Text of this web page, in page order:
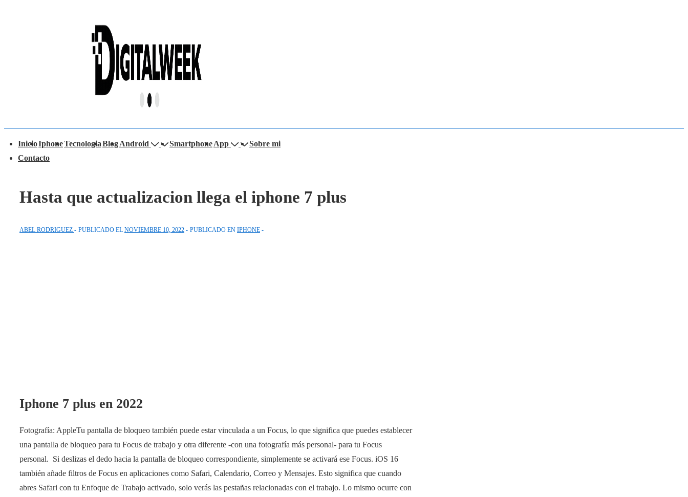
InicioIphoneTecnologiaBlogAndroid SmartphoneApp
Sobre mi
Contacto
Hasta que actualizacion llega el iphone 7 plus
ABEL RODRIGUEZ PUBLICADO EL NOVIEMBRE 10, 2022 PUBLICADO EN IPHONE
Iphone 7 plus en 2022
Fotografía: AppleTu pantalla de bloqueo también puede estar vinculada a un Focus, lo que significa que puedes establecer
una pantalla de bloqueo para tu Focus de trabajo y otra diferente -con una fotografía más personal- para tu Focus
personal. Si deslizas el dedo hacia la pantalla de bloqueo correspondiente, simplemente se activará ese Focus. iOS 16
también añade filtros de Focus en aplicaciones como Safari, Calendario, Correo y Mensajes. Esto significa que cuando
abres Safari con tu Enfoque de Trabajo activado, solo verás las pestañas relacionadas con el trabajo. Lo mismo ocurre con